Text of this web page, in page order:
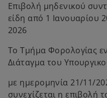
Επιβολή μηδενικού
είδη από 1 Ιανουαρίου
2026
Το Τμήμα Φορολογίας
Διάταγμα του
με ημερομηνία 21/11/
συνεχίζεται η επιβολή